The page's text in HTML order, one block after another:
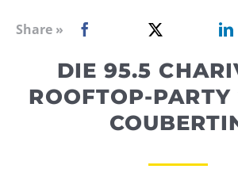
WEBRADIO
Share »
DIE 95.5
ROOFTOP-